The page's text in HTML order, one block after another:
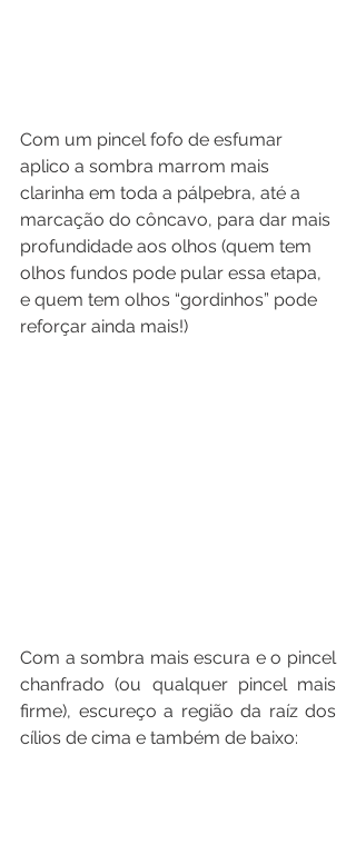
Com um pincel fofo de esfumar
aplico a sombra marrom mais
clarinha em toda a pálpebra, até a
marcação do côncavo, para dar mais
profundidade aos olhos (quem tem
olhos fundos pode pular essa etapa,
e quem tem olhos “gordinhos” pode
reforçar ainda mais!)
Com a sombra mais escura e o pincel
chanfrado (ou qualquer pincel mais
firme), escureço a região da raíz dos
cílios de cima e também de baixo: